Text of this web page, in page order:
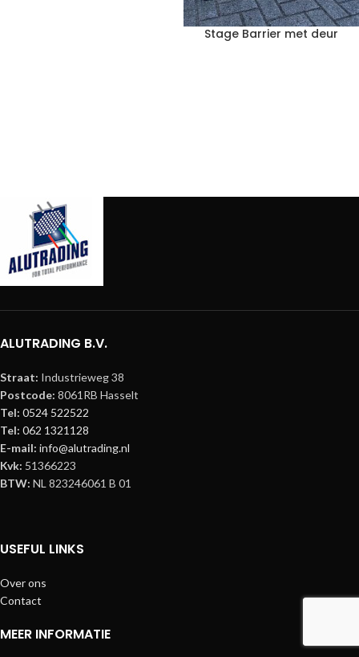
Stage Barrier met deur
ALUTRADING B.V.
Straat: Industrieweg 38
Postcode: 8061RB Hasselt
Tel: 0524 522522
Tel: 062 1321128
E-mail: info@alutrading.nl
Kvk: 51366223
BTW: NL 823246061 B 01
USEFUL LINKS
Over ons
Contact
MEER INFORMATIE